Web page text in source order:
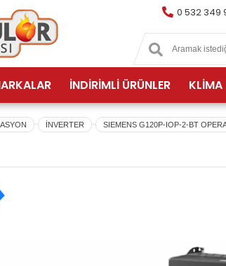
0 532 349
İNDİRİMLİ ÜRÜNLER KLİMA
İNVERTER SIEMENS G120P-IOP-2-BT